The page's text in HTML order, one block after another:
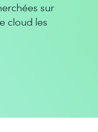
sur
cloud les